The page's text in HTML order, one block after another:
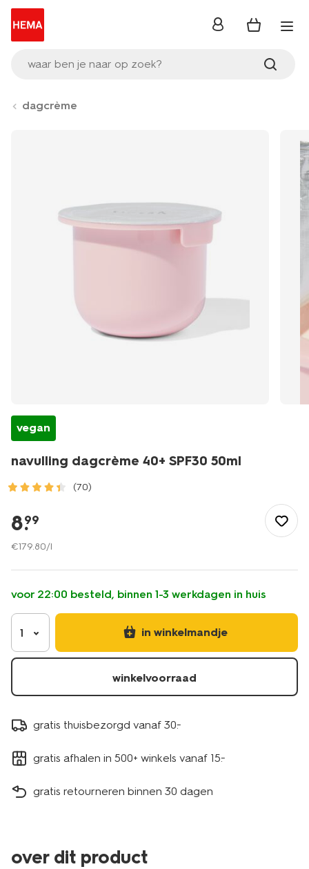
waar ben je naar op zoek?
inloggen
dagcrème
vegan
navulling dagcrème 40+ SPF30 50ml
(70)
gezond/persoonlijke-
verzorging/gezichtsverzorging/gezichtscreme/dagcreme/
dagcreme-
spf30-
17870131.html
8.
99
€179.80/l
voor 22:00 besteld, binnen 1-3 werkdagen in huis
1 in winkelmandje
winkelvoorraad
gratis thuisbezorgd vanaf 30.-
gratis afhalen in 500+ winkels vanaf 15.-
gratis retourneren binnen 30 dagen
over dit product